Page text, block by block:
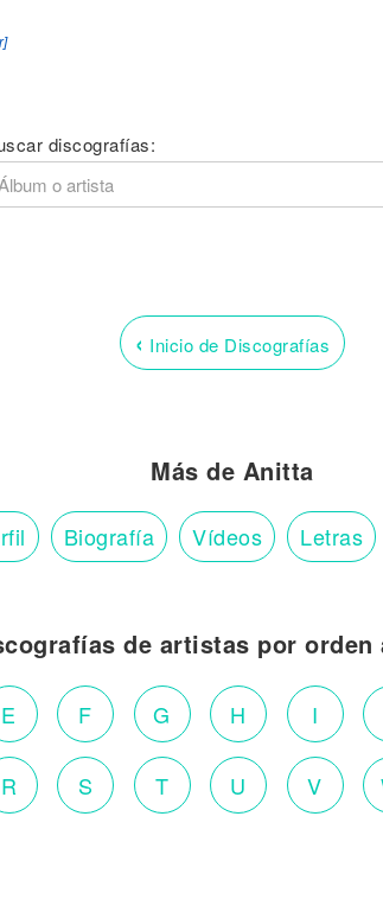
discografías:
‹ Inicio de Discografías
Más de Anitta
Biografía Vídeos Letras
de artistas por orden
E F G H I
R S T U V